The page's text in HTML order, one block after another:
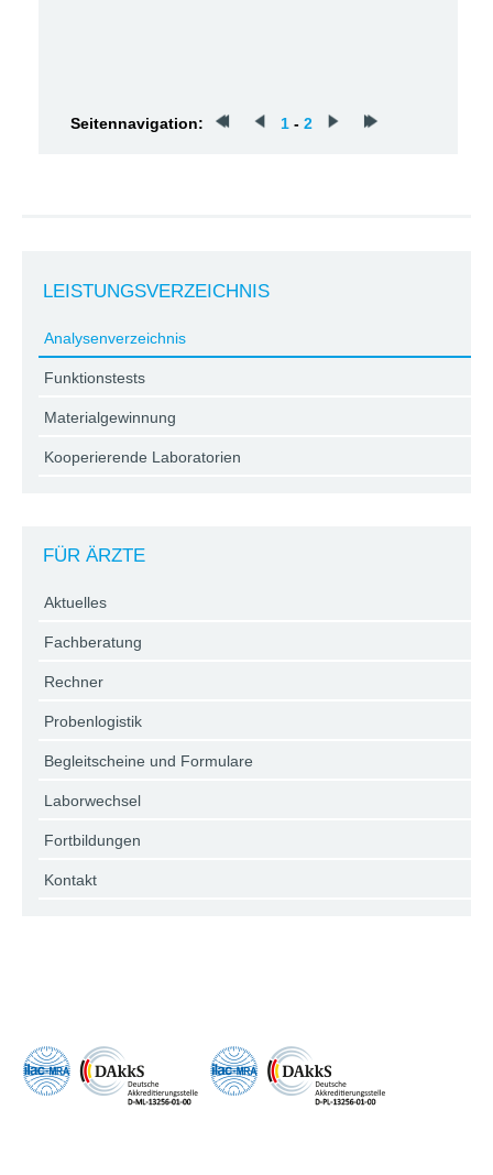
Seitennavigation: 1 - 2
LEISTUNGSVERZEICHNIS
Analysenverzeichnis
Funktionstests
Materialgewinnung
Kooperierende Laboratorien
FÜR ÄRZTE
Aktuelles
Fachberatung
Rechner
Probenlogistik
Begleitscheine und Formulare
Laborwechsel
Fortbildungen
Kontakt